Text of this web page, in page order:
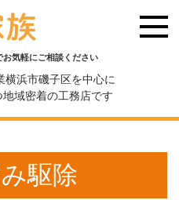
気軽にご相談ください
横浜市磯子区を中心に
域密着の工務店です
駆除